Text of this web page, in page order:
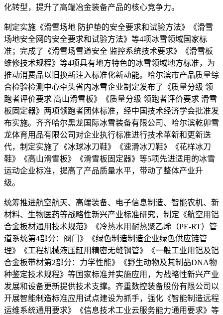
化转型，提升了高端冶金装备产品的核心竞争力。
制定实施《滑雪场地 防护垫的安全要求和试验方法》《滑雪
场地安全网的安全要求和试验方法》等4项冰雪领域国家标
准；完成了《滑雪场雪道安全 监控系统技术要求》《滑雪板
维修技术规程》等4项具有地方特色的冰雪领域地方标准，为
推动消费品以旧换新注入标准化新动能。哈尔滨市产品质量综
合检验检测中心牵头省内冰雪企业制定发布了《质量分级 领
跑者评价要求 高山滑雪板》《质量分级 领跑者评价要求 滑雪
板固定器》两项领跑者团体标准，经中国技术经济学会批准发
布实施。齐齐哈尔黑龙国际冰雪装备有限公司、哈尔滨乾卯雪
龙体育用品有限公司对企业执行标准进行技术革新和更新迭
代，制定实施了《冰球冰刀鞋》《速滑冰刀鞋》《花样冰刀
鞋》《高山滑雪板》《滑雪板固定器》等5项先进适用的冰雪
运动企业标准，提高了产品质量水平，带动了整体产业升
级。
统筹推进航空航天、高端装备、电子信息制造、智能农机、新
材料、生物医药等战略性新兴产业标准研究，制定《航空用铝
合金板材通用技术规范》《冷热水用耐热聚乙烯（PE-RT）管
道系统第4部分：阀门》《绿色制造制造企业绿色供应链管
理》《工程机械液压缸用精密无缝钢管》《一般工业用铝及铝
合金板带材第2部分：力学性能》《野生动物及其制品DNA物
种鉴定技术规程》等国家标准并实施应用，为战略性新兴产业
发展和设备更新提供技术支撑。齐重数控装备股份有限公司以
开展智能制造标准应用试点建设为抓手，强化《智能制造远程
运维系统通用要求》《信息技术工业云服务能力通用要求》等